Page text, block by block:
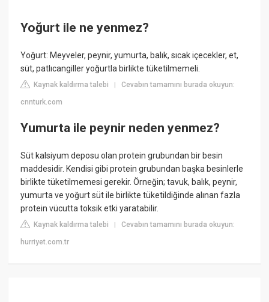
Yoğurt ile ne yenmez?
Yoğurt: Meyveler, peynir, yumurta, balık, sıcak içecekler, et,
süt, patlıcangiller yoğurtla birlikte tüketilmemeli.
Kaynak kaldırma talebi |Cevabın tamamını burada okuyun:
cnnturk.com
Yumurta ile peynir neden yenmez?
Süt kalsiyum deposu olan protein grubundan bir besin
maddesidir. Kendisi gibi protein grubundan başka besinlerle
birlikte tüketilmemesi gerekir. Örneğin; tavuk, balık, peynir,
yumurta ve yoğurt süt ile birlikte tüketildiğinde alınan fazla
protein vücutta toksik etki yaratabilir.
Kaynak kaldırma talebi |Cevabın tamamını burada okuyun:
hurriyet.com.tr